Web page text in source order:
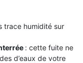
trace humidité sur
: cette fuite ne
d’eaux de votre